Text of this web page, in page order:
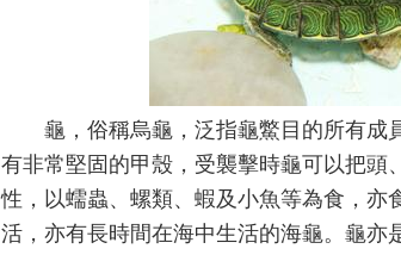
龜，俗稱烏龜，泛指龜鱉目的所有成
有非常堅固的甲殼，受襲擊時龜可以把頭
性，以蠕蟲、螺類、蝦及小魚等為食，亦
活，亦有長時間在海中生活的海龜。龜亦